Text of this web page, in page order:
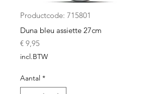
Productcode: 715801
Duna bleu assiette 27cm
€ 9,95
incl.BTW
Aantal *